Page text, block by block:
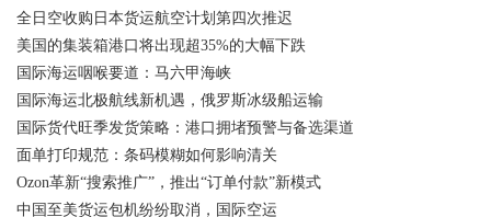
全日空收购日本货运航空计划第四次推迟
美国的集装箱港口将出现超35%的大幅下跌
国际海运咽喉要道：马六甲海峡
国际海运北极航线新机遇，俄罗斯冰级船运输
国际货代旺季发货策略：港口拥堵预警与备选渠道
面单打印规范：条码模糊如何影响清关
Ozon革新“搜索推广”，推出“订单付款”新模式
中国至美货运包机纷纷取消，国际空运